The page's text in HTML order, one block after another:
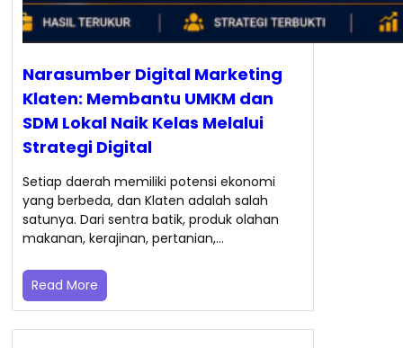
Narasumber Digital Marketing
Klaten: Membantu UMKM dan
SDM Lokal Naik Kelas Melalui
Strategi Digital
Setiap daerah memiliki potensi ekonomi
yang berbeda, dan Klaten adalah salah
satunya. Dari sentra batik, produk olahan
makanan, kerajinan, pertanian,…
Read More